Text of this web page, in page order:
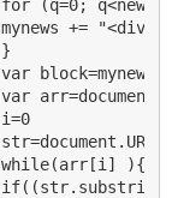
for (q=0;
mynews += "<div
}
var block=mynews;
var
i=0
str=document.URL
while(arr[i] ){